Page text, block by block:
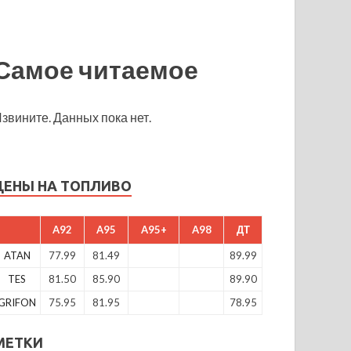
читаемое
Данных пока нет.
НА ТОПЛИВО
A92 A95 A95+ A98 ДТ
ATAN 77.99 81.49
89.99
TES
81.50 85.90
89.90
75.95 81.95 78.95